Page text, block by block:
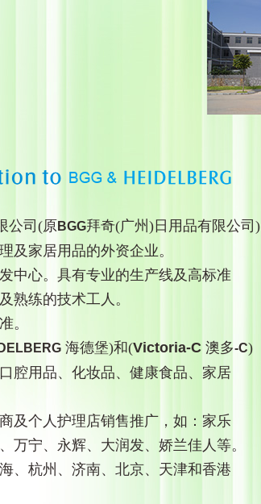
公司(原 BGG拜奇(广州)日用品有限公司)
及家居用品的外资企业。
中心。具有专业的生产线及高标准
熟练的技术工人。
。
海德堡)和(Victoria-C 澳多-C)
腔用品、化妆品、健康食品、家居
及个人护理店销售推广，如：家乐
万宁、永辉、大润发、娇兰佳人等。
、杭州、济南、北京、天津和香港